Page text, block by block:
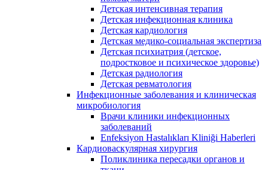
Детская интенсивная терапия
Детская инфекционная клиника
Детская кардиология
Детская медико-социальная экспертиза
Детская психиатрия (детское,
подростковое и психическое здоровье)
Детская радиология
Детская ревматология
Инфекционные заболевания и клиническая
микробиология
Врачи клиники инфекционных
заболеваний
Enfeksiyon Hastalıkları Kliniği Haberleri
Кардиоваскулярная хирургия
Поликлиника пересадки органов и